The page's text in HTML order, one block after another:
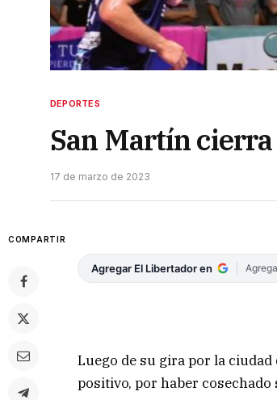
DEPORTES
San Martín
17 de marzo de 2023
COMPARTIR
Agregar El Libertador en
Luego de su gira por la
positivo, por haber